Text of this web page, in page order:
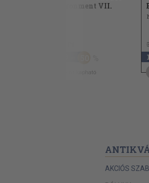
Environment VII.
pont kapható
AKCIÓS